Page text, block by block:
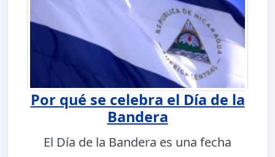
Por qué se celebra el Día de la
Bandera
El Día de la Bandera es una fecha